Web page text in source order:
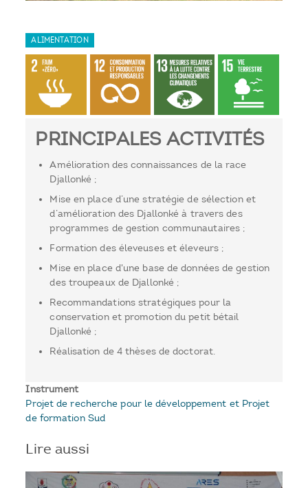
ALIMENTATION
PRINCIPALES ACTIVITÉS
Amélioration des connaissances de la race
Djallonké ;
Mise en place d’une stratégie de sélection et
d’amélioration des Djallonké à travers des
programmes de gestion communautaires ;
Formation des éleveuses et éleveurs ;
Mise en place d'une base de données de gestion
des troupeaux de Djallonké ;
Recommandations stratégiques pour la
conservation et promotion du petit bétail
Djallonké ;
Réalisation de 4 thèses de doctorat.
Instrument
Projet de recherche pour le développement et Projet
de formation Sud
Lire aussi